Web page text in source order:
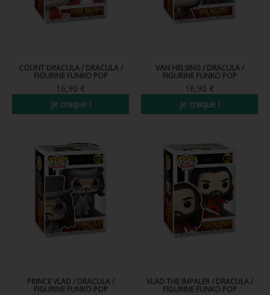
FIGURINES POP SEIGNEUR DES ANNEAUX
FIGURINE POP AD ICONS
FIGURINE POP ROYALS FAMILY
FIGURINES POP AUTRES COMICS
POP PROTECTION
PORTE-CLÉS POCKET POP
FUNKO VINYL SODA
COUNT DRACULA / DRACULA /
FIGURINE FUNKO POP
16,90 €
Je craque !
VAN HELSING / DRACULA /
FIGURINE FUNKO POP
16,90 €
Je craque !
PRINCE VLAD / DRACULA /
FIGURINE FUNKO POP
VLAD THE IMPALER / DRACULA /
FIGURINE FUNKO POP